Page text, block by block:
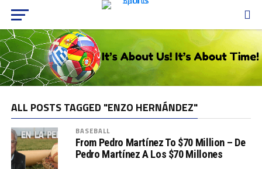
ALL POSTS TAGGED "ENZO HERNÁNDEZ"
BASEBALL
From Pedro Martínez To $70 Million – De
Pedro Martínez A Los $70 Millones